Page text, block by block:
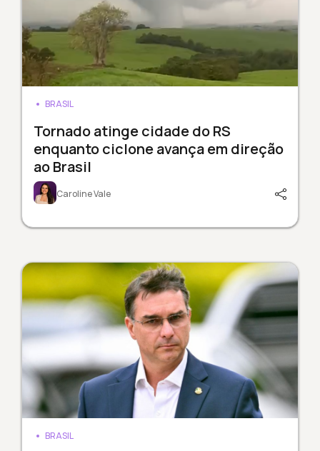
BRASIL
Tornado atinge cidade do RS
enquanto ciclone avança em direção
ao Brasil
Caroline Vale
BRASIL